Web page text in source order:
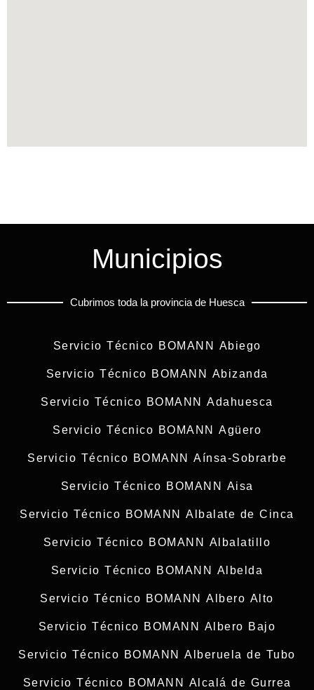
Municipios
Cubrimos toda la provincia de Huesca
Servicio Técnico BOMANN Abiego
Servicio Técnico BOMANN Abizanda
Servicio Técnico BOMANN Adahuesca
Servicio Técnico BOMANN Agüero
Servicio Técnico BOMANN Aínsa-Sobrarbe
Servicio Técnico BOMANN Aisa
Servicio Técnico BOMANN Albalate de Cinca
Servicio Técnico BOMANN Albalatillo
Servicio Técnico BOMANN Albelda
Servicio Técnico BOMANN Albero Alto
Servicio Técnico BOMANN Albero Bajo
Servicio Técnico BOMANN Alberuela de Tubo
Servicio Técnico BOMANN Alcalá de Gurrea